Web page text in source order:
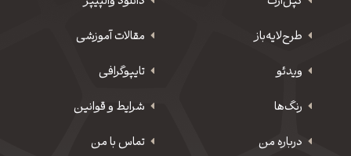
طرح‌لایه‌باز
مقالات آموزشی
ویدئو
‌تایپوگرافی
رنگ‌ها
شرایط و قوانین
درباره من
تماس با من